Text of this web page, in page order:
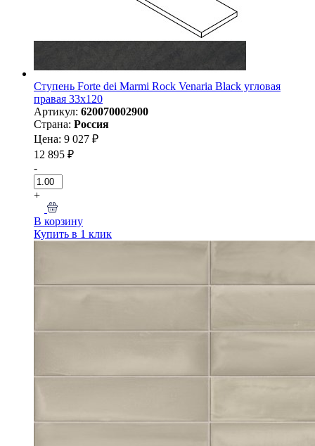
Ступень Forte dei Marmi Rock Venaria Black угловая
правая 33x120
Артикул: 620070002900
Страна: Россия
Цена: 9 027 ₽
12 895 ₽
-
+
В корзину
Купить в 1 клик